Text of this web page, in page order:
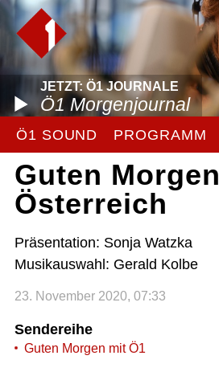
JETZT: Ö1 JOURNALE
Ö1 Morgenjournal
Ö1 SOUND PROGRAMM
Guten Morgen
Österreich
Präsentation: Sonja Watzka
Musikauswahl: Gerald Kolbe
23. November 2020, 07:33
Sendereihe
Guten Morgen mit Ö1